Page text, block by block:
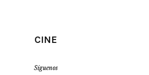
CINE
Síguenos